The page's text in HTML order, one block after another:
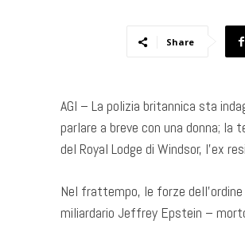
Share
AGI – La polizia britannica sta
parlare a breve con una donna;
del Royal Lodge di Windsor, l’ex
Nel frattempo, le forze
miliardario Jeffrey Epstein –